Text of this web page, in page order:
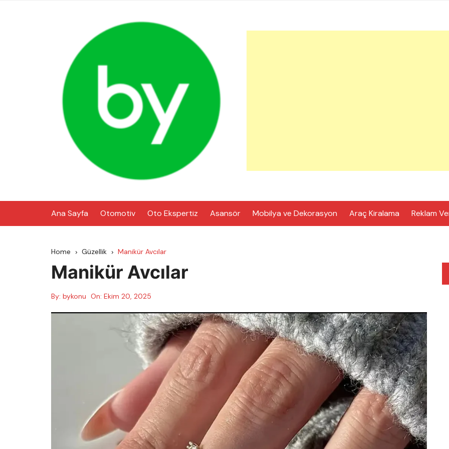
Ana Sayfa Otomotiv Oto Ekspertiz Asansör Mobilya ve Dekorasyon Araç Kiralama Reklam
Home Güzellik Manikür Avcılar
Manikür Avcılar
By: bykonu On: Ekim 20, 2025